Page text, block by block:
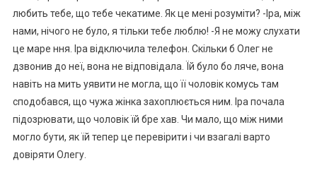
любить тебе, що тебе чекатиме. Як це мені розуміти? -Іра, між
нами, нічого не було, я тільки тебе люблю! -Я не можу слухати
це маре ння. Іра відключила телефон. Скільки б Олег не
дзвонив до неї, вона не відповідала. Їй було бо ляче, вона
навіть на мить уявити не могла, що її чоловік комусь там
сподобався, що чужа жінка захоплюється ним. Іра почала
підозрювати, що чоловік їй бре хав. Чи мало, що між ними
могло бути, як їй тепер це перевірити і чи взагалі варто
довіряти Олегу.